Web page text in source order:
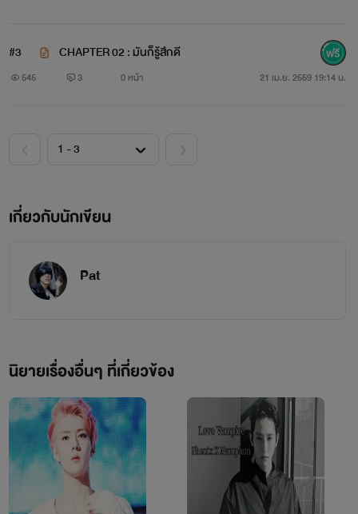
---IMPOSSIBLE---
#3 CHAPTER 02 : มันก็รู้สึกดี
545 3 0 หน้า 21 เม.ย. 2559 19:14 น.
เกี่ยวกับนักเขียน
Pat
นิยายเรื่องอื่นๆ ที่เกี่ยวข้อง